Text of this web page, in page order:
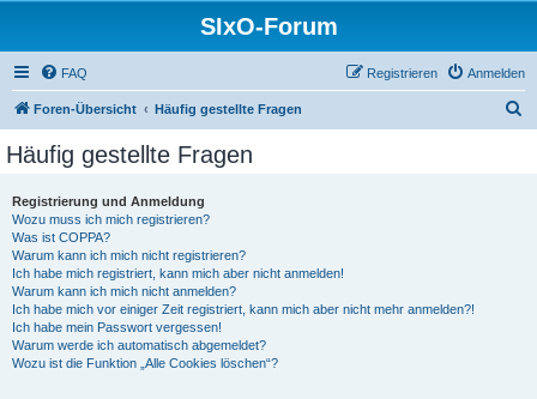
SIxO-Forum
FAQ Anmelden
Registrieren
Foren-Übersicht Häufig gestellte Fragen
Häufig gestellte Fragen
Registrierung und Anmeldung
Wozu muss ich mich registrieren?
Was ist COPPA?
Warum kann ich mich nicht registrieren?
Ich habe mich registriert, kann mich aber nicht anmelden!
Warum kann ich mich nicht anmelden?
Ich habe mich vor einiger Zeit registriert, kann mich aber nicht mehr anmelden?!
Ich habe mein Passwort vergessen!
Warum werde ich automatisch abgemeldet?
Wozu ist die Funktion „Alle Cookies löschen“?